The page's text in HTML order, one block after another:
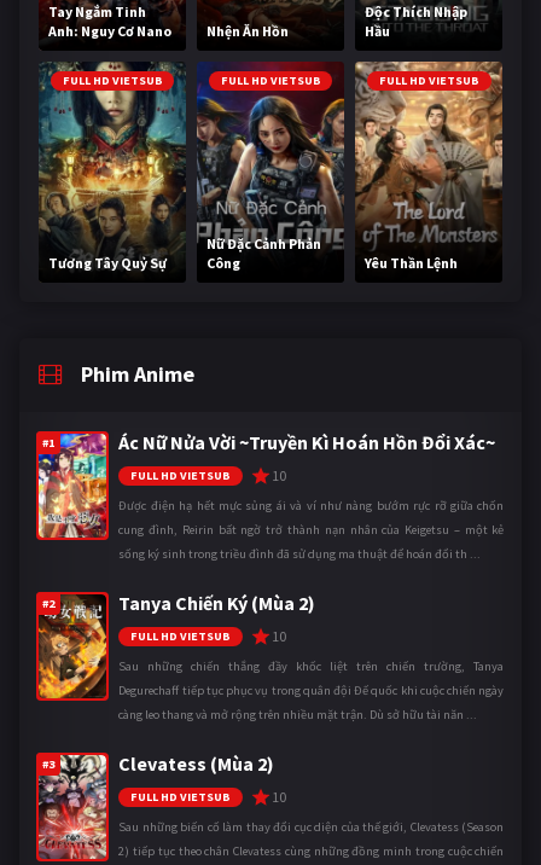
Tay Ngắm Tinh
Anh: Nguy Cơ Nano
Nhện Ăn Hồn
Độc Thích Nhập
Hầu
FULL HD VIETSUB
Tương Tây Quỷ Sự
FULL HD VIETSUB
Nữ Đặc Cảnh Phản
Công
FULL HD VIETSUB
Yêu Thần Lệnh
Phim Anime
#1 Ác Nữ Nửa Vời ~Truyền Kì Hoán Hồn Đổi Xác~
FULL HD VIETSUB 10
Được điện hạ hết mực sủng ái và ví như nàng bướm rực rỡ giữa chốn
cung đình, Reirin bất ngờ trở thành nạn nhân của Keigetsu – một kẻ
sống ký sinh trong triều đình đã sử dụng ma thuật để hoán đổi th ...
#2 Tanya Chiến Ký (Mùa 2)
FULL HD VIETSUB 10
Sau những chiến thắng đầy khốc liệt trên chiến trường, Tanya
Degurechaff tiếp tục phục vụ trong quân đội Đế quốc khi cuộc chiến ngày
càng leo thang và mở rộng trên nhiều mặt trận. Dù sở hữu tài năn ...
#3 Clevatess (Mùa 2)
FULL HD VIETSUB 10
Sau những biến cố làm thay đổi cục diện của thế giới, Clevatess (Season
2) tiếp tục theo chân Clevatess cùng những đồng minh trong cuộc chiến